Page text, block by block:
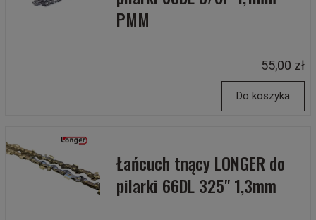
PMM
55,00 zł
Do koszyka
Łańcuch tnący LONGER do
pilarki 66DL 325" 1,3mm